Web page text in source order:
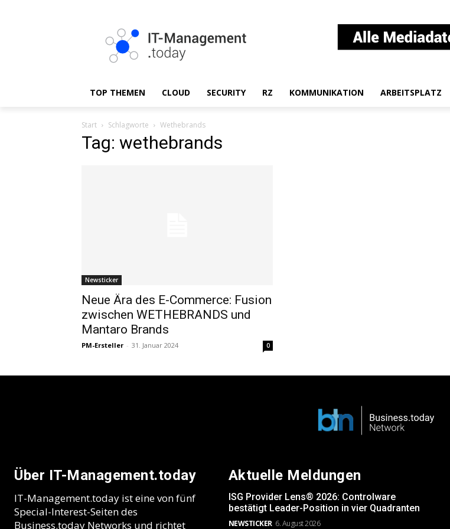
TOP THEMEN CLOUD SECURITY RZ KOMMUNIKATION ARBEITSPLATZ
Start Schlagworte Wethebrands
Tag: wethebrands
Newsticker
Neue Ära des E-Commerce: Fusion
zwischen WETHEBRANDS und
Mantaro Brands
PM-Ersteller - 31. Januar 2024 0
Über IT-Management.today
IT-Management.today ist eine von fünf
Special-Interest-Seiten des
Business.today Networks und richtet
Aktuelle Meldungen
ISG Provider Lens® 2026: Controlware
bestätigt Leader-Position in vier Quadranten
NEWSTICKER 6. August 2026